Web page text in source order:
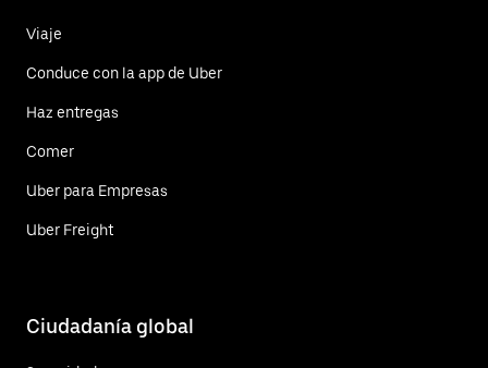
Viaje
Conduce con la app de Uber
Haz entregas
Comer
Uber para Empresas
Uber Freight
Ciudadanía global